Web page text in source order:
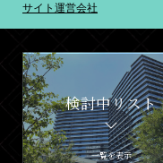
サイト運営会社
検討中リスト
一覧を表示